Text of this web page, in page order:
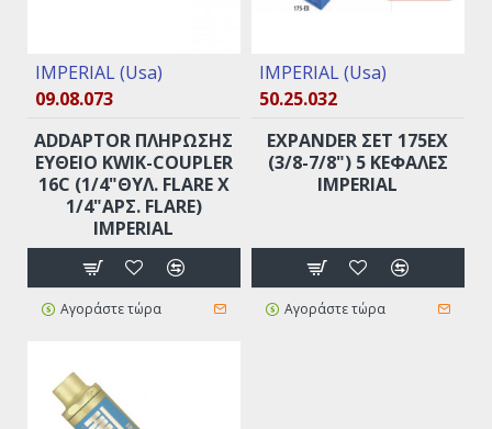
IMPERIAL (Usa)
09.08.073
ADDAPTOR ΠΛΗΡΩΣΗΣ
ΕΥΘΕΙΟ KWIK-COUPLER
16C (1/4"ΘΥΛ. FLARE X
1/4"ΑΡΣ. FLARE)
ΙΜΡERIAL
Αγοράστε τώρα
IMPERIAL (Usa)
50.25.032
EXPANDER ΣΕΤ 175ΕΧ
(3/8-7/8") 5 ΚΕΦΑΛΈΣ
IMPERIAL
Αγοράστε τώρα